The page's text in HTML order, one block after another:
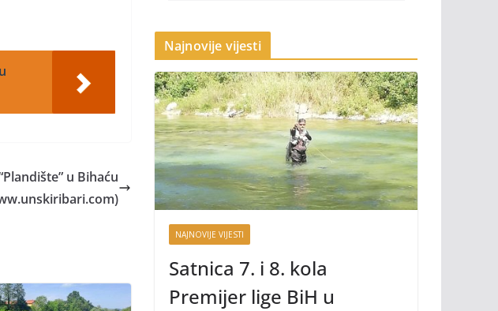
u Bihaću
Najnovije vijesti
NAJNOVIJE VIJESTI
Satnica 7. i 8. kola
Premijer lige BiH u